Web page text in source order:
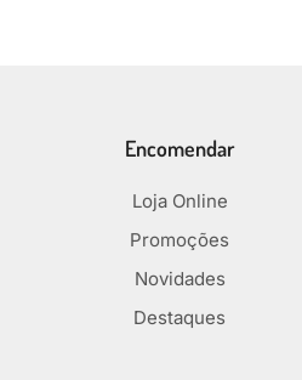
Encomendar
Loja Online
Promoções
Novidades
Destaques